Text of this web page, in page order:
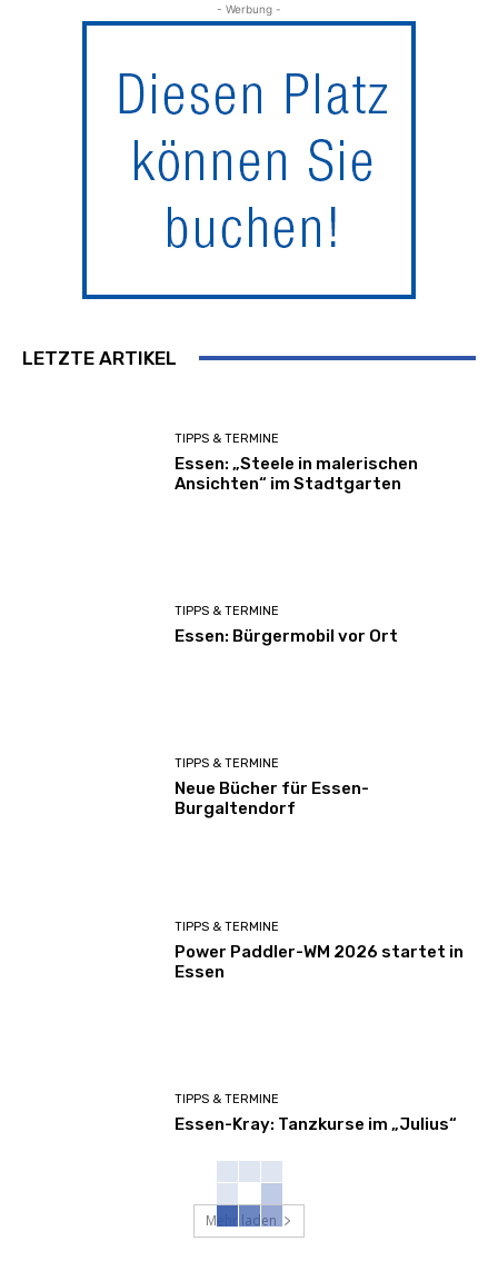
- Werbung -
LETZTE ARTIKEL
TIPPS & TERMINE
Essen: „Steele in malerischen
Ansichten“ im Stadtgarten
TIPPS & TERMINE
Essen: Bürgermobil vor Ort
TIPPS & TERMINE
Neue Bücher für Essen-
Burgaltendorf
TIPPS & TERMINE
Power Paddler-WM 2026 startet in
Essen
TIPPS & TERMINE
Essen-Kray: Tanzkurse im „Julius“
Mehr laden